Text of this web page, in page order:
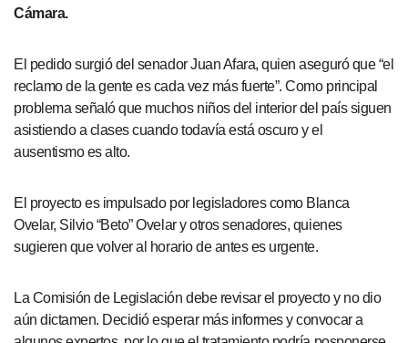
Cámara.
El pedido surgió del senador Juan Afara, quien aseguró que “el
reclamo de la gente es cada vez más fuerte”. Como principal
problema señaló que muchos niños del interior del país siguen
asistiendo a clases cuando todavía está oscuro y el
ausentismo es alto.
El proyecto es impulsado por legisladores como Blanca
Ovelar, Silvio “Beto” Ovelar y otros senadores, quienes
sugieren que volver al horario de antes es urgente.
La Comisión de Legislación debe revisar el proyecto y no dio
aún dictamen. Decidió esperar más informes y convocar a